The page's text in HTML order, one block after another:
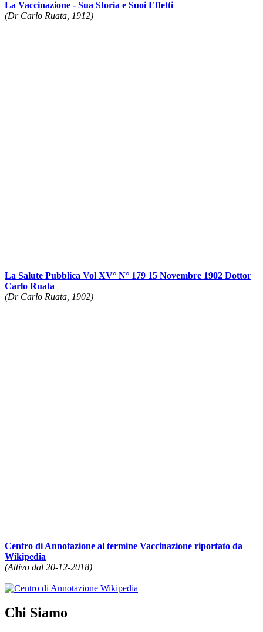
La Vaccinazione - Sua Storia e Suoi Effetti
(Dr Carlo Ruata, 1912)
La Salute Pubblica Vol XV° N° 179 15 Novembre 1902 Dottor
Carlo Ruata
(Dr Carlo Ruata, 1902)
Centro di Annotazione al termine Vaccinazione riportato da
Wikipedia
(Attivo dal 20-12-2018)
Chi Siamo